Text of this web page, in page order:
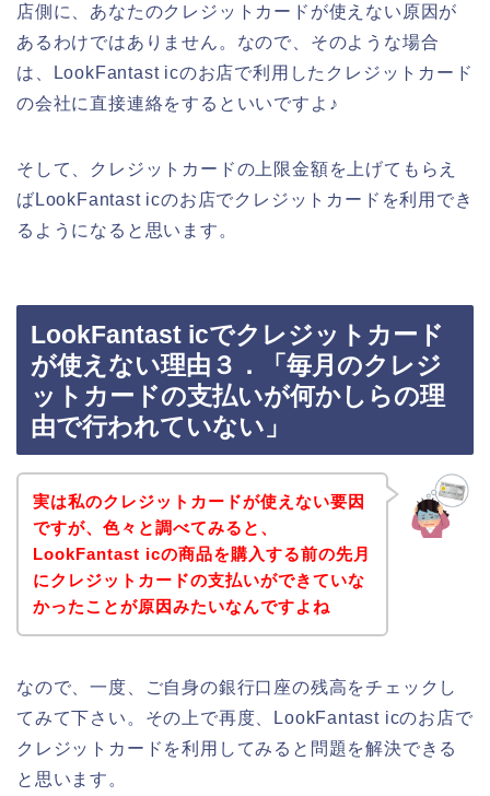
店側に、あなたのクレジットカードが使えない原因が
あるわけではありません。なので、そのような場合
は、LookFantast icのお店で利用したクレジットカード
の会社に直接連絡をするといいですよ♪
そして、クレジットカードの上限金額を上げてもらえ
ばLookFantast icのお店でクレジットカードを利用でき
るようになると思います。
LookFantast icでクレジットカード
が使えない理由３．「毎月のクレジ
ットカードの支払いが何かしらの理
由で行われていない」
実は私のクレジットカードが使えない要因
ですが、色々と調べてみると、
LookFantast icの商品を購入する前の先月
にクレジットカードの支払いができていな
かったことが原因みたいなんですよね
なので、一度、ご自身の銀行口座の残高をチェックし
てみて下さい。その上で再度、LookFantast icのお店で
クレジットカードを利用してみると問題を解決できる
と思います。